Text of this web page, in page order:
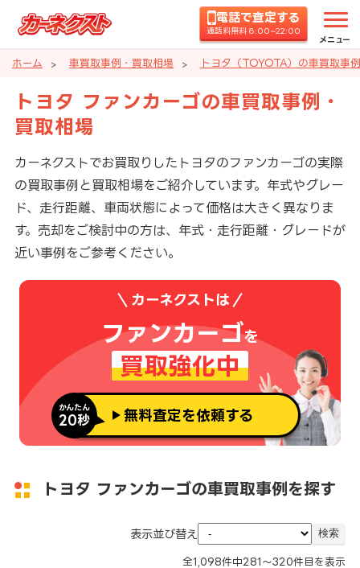
電話で査定する
通話料無料 8:00~22:00
メニュー
ホーム 車買取事例・買取相場 トヨタ（TOYOTA）の車買取事
トヨタ ファンカーゴの車買取事例・
買取相場
カーネクストでお買取りしたトヨタのファンカーゴの実際
の買取事例と買取相場をご紹介しています。年式やグレー
ド、走行距離、車両状態によって価格は大きく異なりま
す。売却をご検討中の方は、年式・走行距離・グレードが
近い事例をご参考ください。
カーネクストは
ファンカーゴを
買取強化中
かんたん
20秒 無料査定を依頼する
トヨタ ファンカーゴの車買取事例を探す
表示並び替え
全1,098件中281～320件目を表示